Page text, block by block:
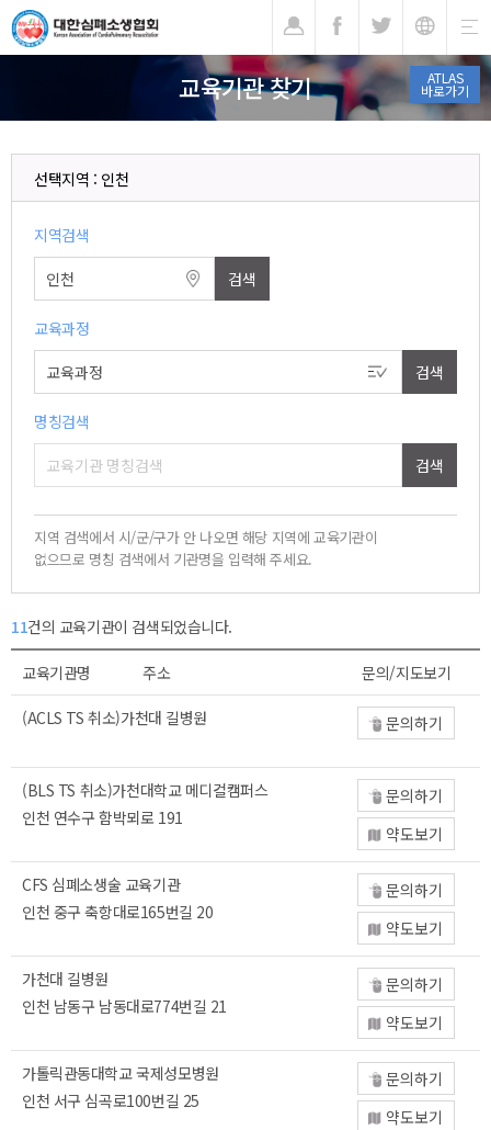
ATLAS
바로가기
교육기관 찾기
선택지역 : 인천
지역검색
교육과정
명칭검색
지역 검색에서 시/군/구가 안 나오면 해당 지역에 교육기관이
없으므로 명칭 검색에서 기관명을 입력해 주세요.
11건의 교육기관이 검색되었습니다.
교육기관명 주소 문의/지도보기
(ACLS TS 취소)가천대 길병원 문의하기
(BLS TS 취소)가천대학교 메디컬캠퍼스
인천 연수구 함박뫼로 191
문의하기
약도보기
CFS 심폐소생술 교육기관
인천 중구 축항대로165번길 20
문의하기
약도보기
가천대 길병원
인천 남동구 남동대로774번길 21
문의하기
약도보기
가톨릭관동대학교 국제성모병원
인천 서구 심곡로100번길 25
문의하기
약도보기